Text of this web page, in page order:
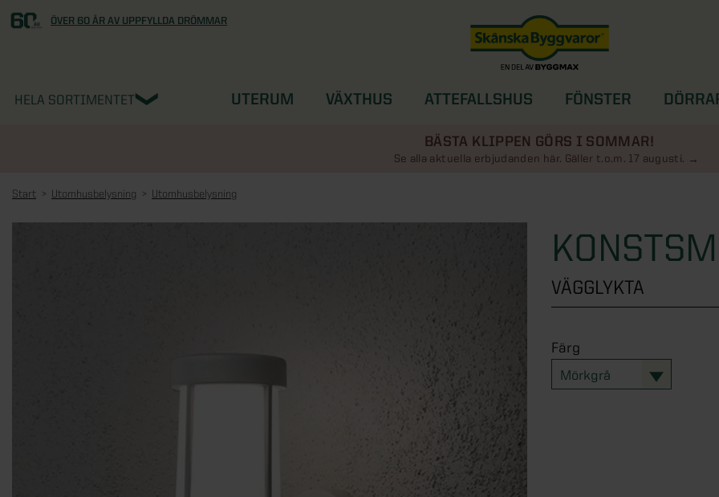
ÖVER 60 ÅR AV UPPFYLLDA DRÖMMAR
HELA SORTIMENTET UTERUM VÄXTHUS ATTEFALLSHUS FÖNSTER
BÄSTA KLIPPEN GÖRS I SOMMAR!
Se alla aktuella erbjudanden här. Gäller t.o.m. 17 augusti.
Start Utomhusbelysning Utomhusbelysning
VÄGGLYKTA
Färg
Mörkgrå